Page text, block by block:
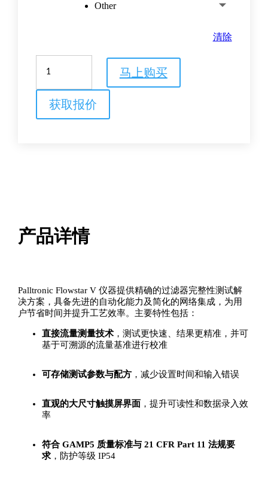
Other
清除
Flowstar
器
马上购买
获取报价
产品详情
Palltronic Flowstar V 仪器提供精确的过滤器完整性测试解
决方案，具备先进的自动化能力及简化的网络集成，为用
户节省时间并提升工艺效率。主要特性包括：
直接流量测量技术，测试更快速、结果更精准，并可
基于可溯源的流量基准进行校准
可存储测试参数与配方，减少设置时间和输入错误
直观的大尺寸触摸屏界面，提升可读性和数据录入效
率
符合 GAMP5 质量标准与 21 CFR Part 11 法规要
求，防护等级 IP54